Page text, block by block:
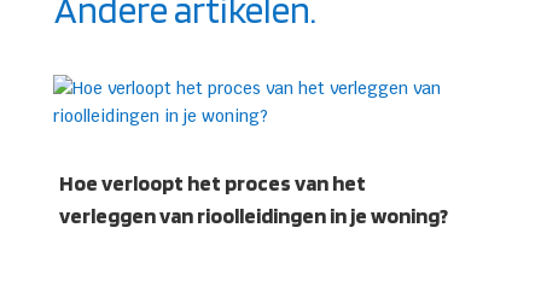
Hoe verloopt het proces van het
verleggen van rioolleidingen in je woning?